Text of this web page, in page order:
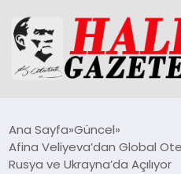
Ana Sayfa Güncel
Afina Veliyeva’dan Global
Rusya ve Ukrayna’da Açılıyor